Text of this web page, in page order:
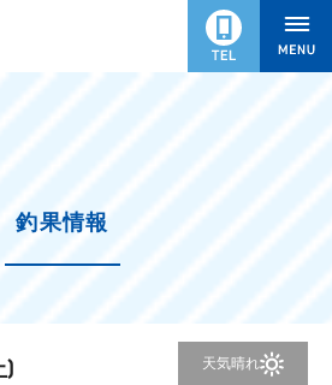
釣果情報
) 天気晴れ